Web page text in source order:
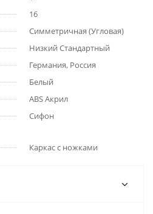
16
Симметричная (Угловая)
Низкий Стандартный
Германия, Россия
Белый
ABS Акрил
Сифон
Каркас с ножками